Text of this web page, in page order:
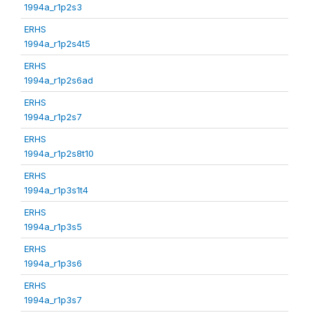
1994a_r1p2s3
ERHS
1994a_r1p2s4t5
ERHS
1994a_r1p2s6ad
ERHS
1994a_r1p2s7
ERHS
1994a_r1p2s8t10
ERHS
1994a_r1p3s1t4
ERHS
1994a_r1p3s5
ERHS
1994a_r1p3s6
ERHS
1994a_r1p3s7